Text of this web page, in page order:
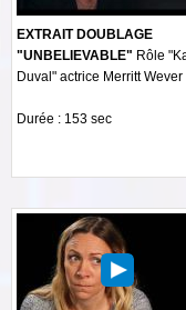
EXTRAIT DOUBLAGE
"UNBELIEVABLE" Rôle
Duval" actrice Merritt Wever
Durée : 153 sec